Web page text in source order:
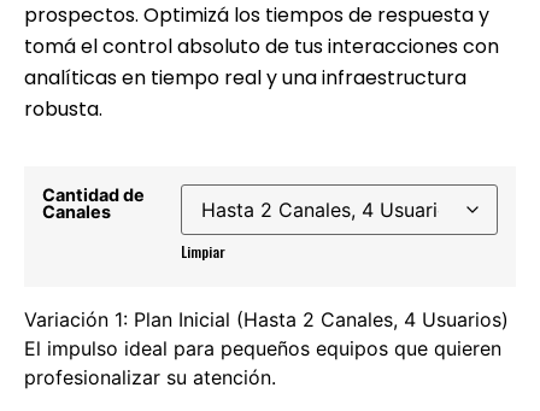
prospectos. Optimizá los tiempos de respuesta y
tomá el control absoluto de tus interacciones con
analíticas en tiempo real y una infraestructura
robusta.
Cantidad de
Canales
Limpiar
Variación 1: Plan Inicial (Hasta 2 Canales, 4 Usuarios)
El impulso ideal para pequeños equipos que quieren
profesionalizar su atención.